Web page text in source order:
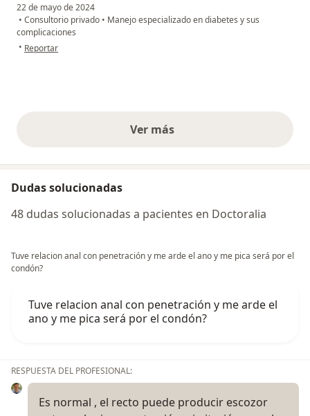
22 de mayo de 2024
• Consultorio privado • Manejo especializado en diabetes y sus
complicaciones
• en opinión del usuario M.M
Reportar
Ver másopiniones anteriores
Dudas solucionadas
48 dudas solucionadas a pacientes en Doctoralia
Tuve relacion anal con penetración y me arde el ano y me pica será por el
condón?
Tuve relacion anal con penetración y me arde el
ano y me pica será por el condón?
RESPUESTA DEL PROFESIONAL:
Es normal , el recto puede producir escozor